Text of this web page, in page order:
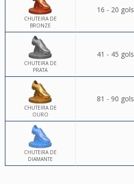
CHUTEIRA DE
BRONZE
16 - 20 gols
CHUTEIRA DE
PRATA
41 - 45 gols
CHUTEIRA DE
OURO
81 - 90 gols
CHUTEIRA DE
DIAMANTE